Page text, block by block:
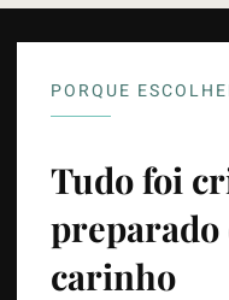
PORQUE
Tudo foi
carinho